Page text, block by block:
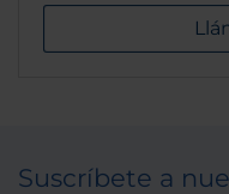
Suscríbete a